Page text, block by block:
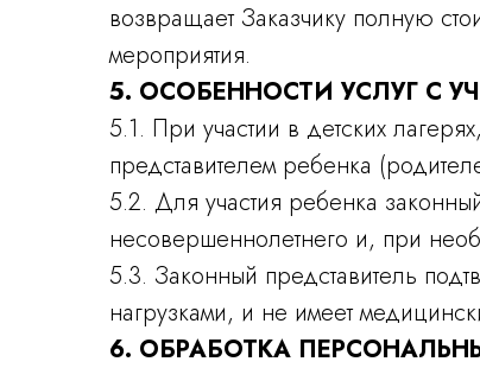
возвращает Заказчику полную
мероприятия.
5. ОСОБЕННОСТИ УСЛУГ С
5.1. При участии в детских
представителем ребенка
5.2. Для участия ребенка
несовершеннолетнего и, при
5.3. Законный представитель
нагрузками, и не имеет
6. ОБРАБОТКА